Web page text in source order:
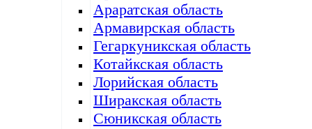
Араратская область
Армавирская область
Гегаркуникская область
Котайкская область
Лорийская область
Ширакская область
Сюникская область